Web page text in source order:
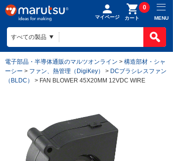
マイページ カート
0
MENU
電子部品・半導体通販のマルツオンライン > 構造部材・シャ
ーシー > ファン、熱管理（DigiKey） > DCブラシレスファン
（BLDC）
> FAN BLOWER 45X20MM 12VDC WIRE